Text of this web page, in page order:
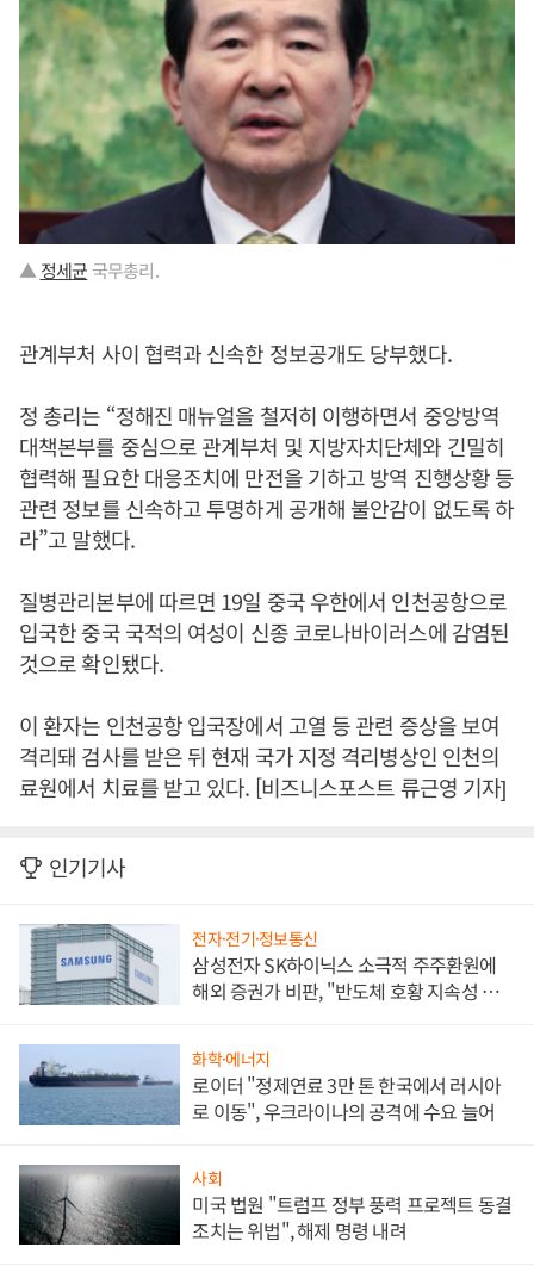
▲정세균 국무총리.
관계부처 사이 협력과 신속한 정보공개도 당부했다.
정 총리는 “정해진 매뉴얼을 철저히 이행하면서 중앙방역
대책본부를 중심으로 관계부처 및 지방자치단체와 긴밀히
협력해 필요한 대응조치에 만전을 기하고 방역 진행상황 등
관련 정보를 신속하고 투명하게 공개해 불안감이 없도록 하
라”고 말했다.
질병관리본부에 따르면 19일 중국 우한에서 인천공항으로
입국한 중국 국적의 여성이 신종 코로나바이러스에 감염된
것으로 확인됐다.
이 환자는 인천공항 입국장에서 고열 등 관련 증상을 보여
격리돼 검사를 받은 뒤 현재 국가 지정 격리병상인 인천의
료원에서 치료를 받고 있다. [비즈니스포스트 류근영 기자]
인기기사
전자·전기·정보통신
삼성전자 SK하이닉스 소극적 주주환원에
해외 증권가 비판, "반도체 호황 지속성 의
화학·에너지
로이터 "정제연료 3만 톤 한국에서 러시아
로 이동", 우크라이나의 공격에 수요 늘어
사회
미국 법원 "트럼프 정부 풍력 프로젝트 동결
조치는 위법", 해제 명령 내려